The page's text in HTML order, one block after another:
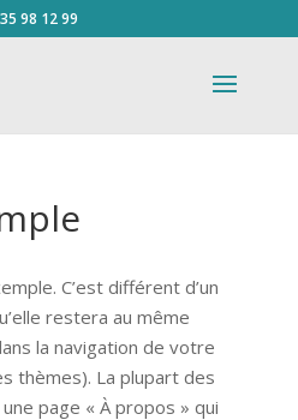
98 12 99
C’est différent d’un
restera au même
la navigation de votre
thèmes). La plupart des
page « À propos » qui